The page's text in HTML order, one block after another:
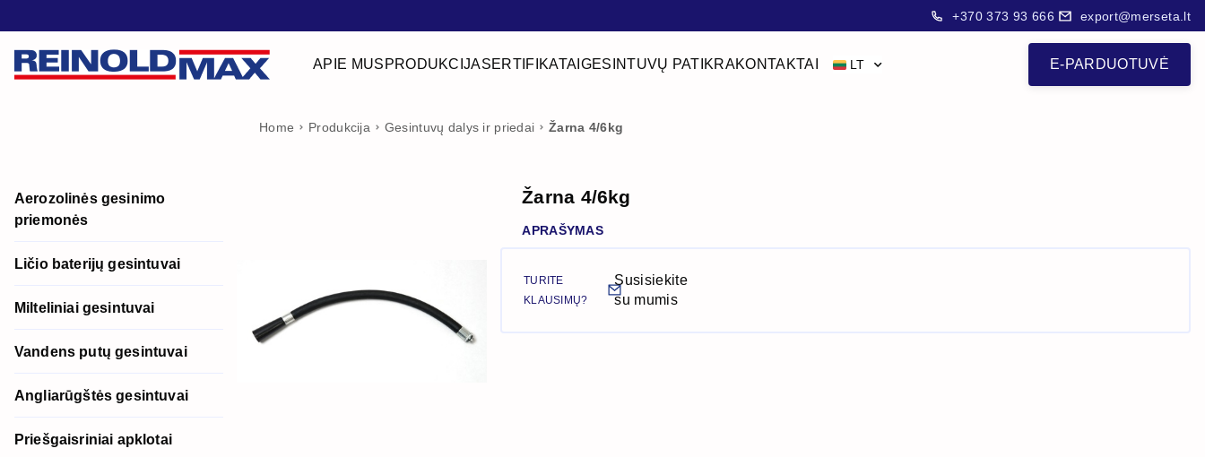
+370 373 93 666 export@merseta.lt
APIE MUS PRODUKCIJASERTIFIKATAI GESINTUVŲ PATIKRAKONTAKTAI LT E-PARDUOTUVĖ
Home Produkcija Gesintuvų dalys ir priedai Žarna 4/6kg
Aerozolinės gesinimo
priemonės
Ličio baterijų gesintuvai
Milteliniai gesintuvai
Vandens putų gesintuvai
Angliarūgštės gesintuvai
Priešgaisriniai apklotai
Žarna 4/6kg
APRAŠYMAS
TURITE
KLAUSIMŲ?
Susisiekite
su mumis